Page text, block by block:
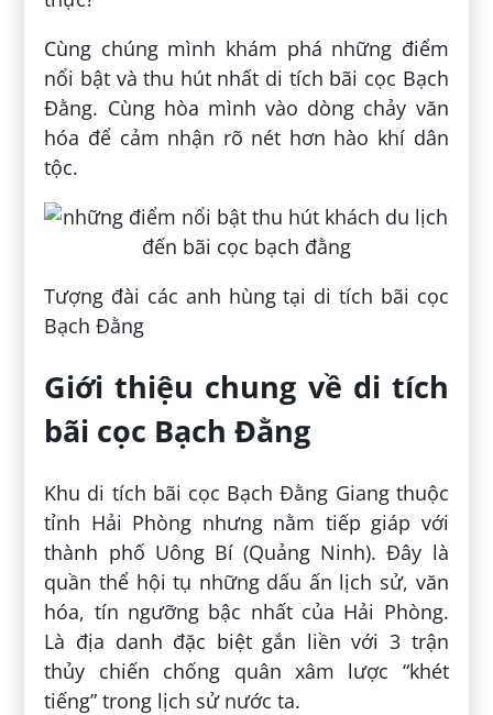
Cùng chúng mình khám phá những điểm
nổi bật và thu hút nhất di tích bãi cọc Bạch
Đằng. Cùng hòa mình vào dòng chảy văn
hóa để cảm nhận rõ nét hơn hào khí dân
tộc.
Tượng đài các anh hùng tại di tích bãi cọc
Bạch Đằng
Giới thiệu chung về di tích
bãi cọc Bạch Đằng
Khu di tích bãi cọc Bạch Đằng Giang thuộc
tỉnh Hải Phòng nhưng nằm tiếp giáp với
thành phố Uông Bí (Quảng Ninh). Đây là
quần thể hội tụ những dấu ấn lịch sử, văn
hóa, tín ngưỡng bậc nhất của Hải Phòng.
Là địa danh đặc biệt gắn liền với 3 trận
thủy chiến chống quân xâm lược “khét
tiếng” trong lịch sử nước ta.